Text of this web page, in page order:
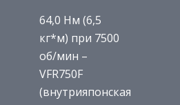
64,0 Нм (6,5
кг*м) при 7500
об/мин –
VFR750F
(внутрияпонская